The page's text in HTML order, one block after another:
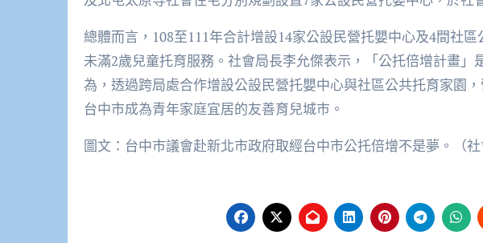
總體而言，108至111年合計增設14家公設民營托嬰中心及4間社
未滿2歲兒童托育服務。社會局長李允傑表示，「公托倍增計畫」
為，透過跨局處合作增設公設民營托嬰中心與社區公共托育家園
台中市成為青年家庭宜居的友善育兒城市。
圖文：台中市議會赴新北市政府取經台中市公托倍增不是夢。（社